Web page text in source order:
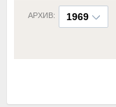
1969
АРХИВ: